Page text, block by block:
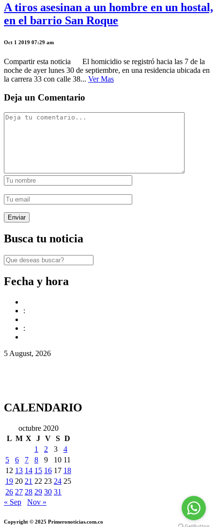
A tiros asesinan a un hombre en un hostal,
en el barrio San Roque
Oct 1 2019 07:29 am
Compartir esta noticia El homicidio se registró hacia las 7 de la
noche de ayer lunes 30 de septiembre, en una residencia ubicada en
la carrera 33 con calle 38... Ver Mas
Deja un Comentario
Busca tu noticia
Fecha y hora
:
:
5 August, 2026
CALENDARIO
octubre 2020
L M X J V S D
1
2 3
4
5
6 7 8 9 10 11
12 13 14 15 16 17 18
19 20 21 22 23 24 25
26 27 28 29 30 31
« Sep
Nov »
Copyright © 2025 Primeronoticias.com.co